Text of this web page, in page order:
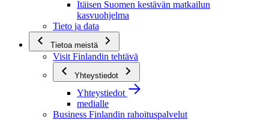
Itäisen Suomen kestävän matkailun
kasvuohjelma
Tieto ja data
Tietoa meistä
Visit Finlandin tehtävä
Yhteystiedot
Yhteystiedot
medialle
Business Finlandin rahoituspalvelut